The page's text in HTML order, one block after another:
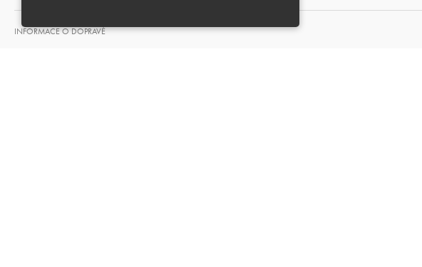
INFORMACE O DOPRAVĚ